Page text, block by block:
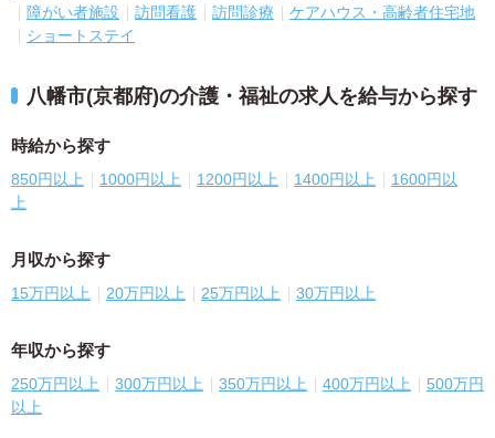
障がい者施設
訪問看護 訪問診療
ケアハウス・高齢者住宅地
ショートステイ
八幡市(京都府)の介護・福祉の求人を給与から探す
時給から探す
850円以上 1000円以上 1200円以上 1400円以上
1600円以
上
月収から探す
15万円以上 20万円以上 25万円以上 30万円以上
年収から探す
250万円以上 300万円以上 350万円以上 400万円以上
500万円
以上